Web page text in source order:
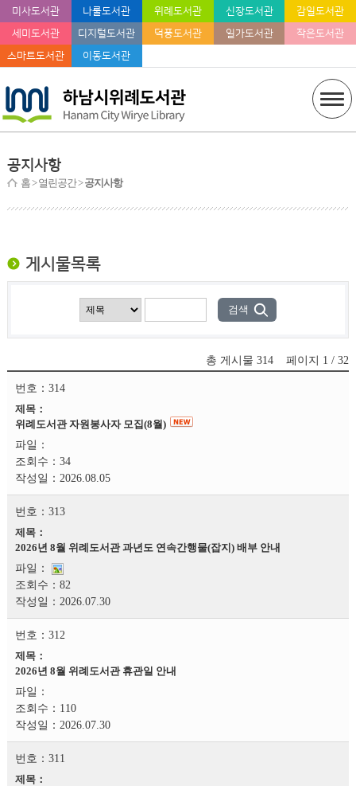
미사도서관 나룰도서관 위례도서관 신장도서관
감일도서관
세미도서관
디지털도서관 덕풍도서관 일가도서관
작은도서관
스마트도서관
이동도서관
공지사항
홈> 열린공간 >공지사항
게시물목록
총 게시물314 페이지 1 / 32
314
위례도서관 자원봉사자 모집(8월)
34
2026.08.05
313
2026년 8월 위례도서관 과년도 연속간행물(잡지) 배부 안내
82
2026.07.30
312
2026년 8월 위례도서관 휴관일 안내
110
2026.07.30
311